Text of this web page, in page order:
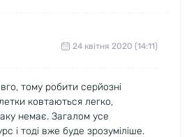
24 квітня 2020 (14:11)
тому робити серйозні
ковтаються легко,
немає. Загалом усе
і тоді вже буде зрозуміліше.